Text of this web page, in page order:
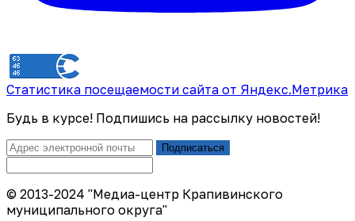
Статистика посещаемости сайта от Яндекс.Метрика
Будь в курсе! Подпишись на рассылку новостей!
Подписаться
© 2013-2024 "Медиа-центр Крапивинского
муниципального округа"